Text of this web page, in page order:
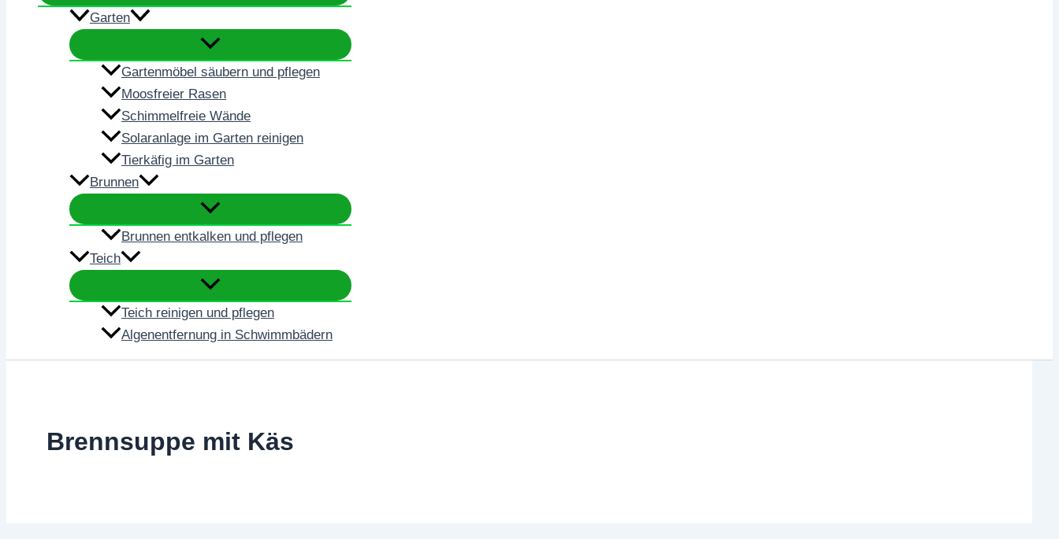
Garten
Gartenmöbel säubern und pflegen
Moosfreier Rasen
Schimmelfreie Wände
Solaranlage im Garten reinigen
Tierkäfig im Garten
Brunnen
Brunnen entkalken und pflegen
Teich
Teich reinigen und pflegen
Algenentfernung in Schwimmbädern
Brennsuppe mit Käs